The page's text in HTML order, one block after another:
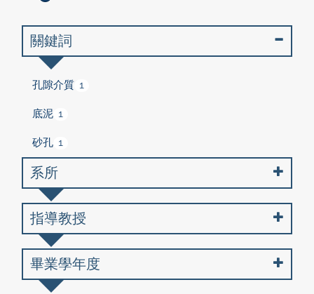
關鍵詞
孔隙介質 1
底泥 1
砂孔 1
系所
指導教授
畢業學年度